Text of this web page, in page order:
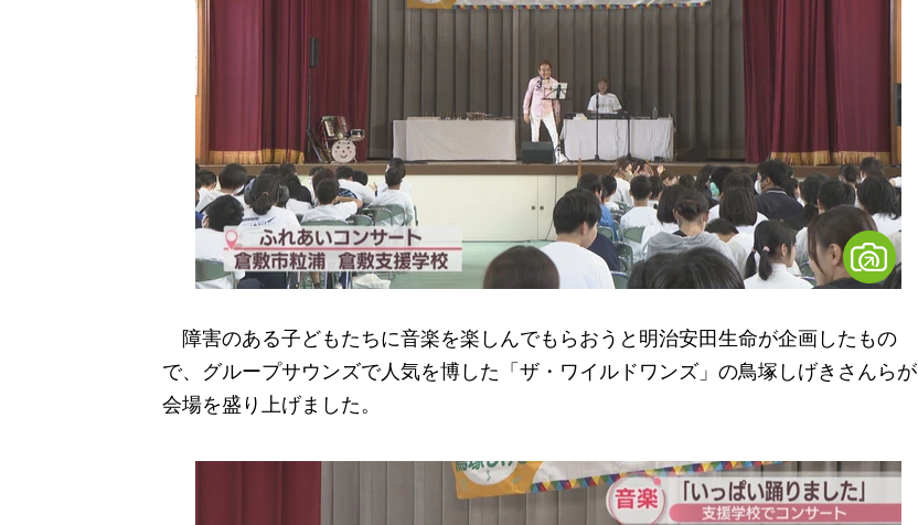
障害のある子どもたちに音楽を楽しんでもらおうと明治安田生命が企画したもの
で、グループサウンズで人気を博した「ザ・ワイルドワンズ」の鳥塚しげきさんらが
会場を盛り上げました。